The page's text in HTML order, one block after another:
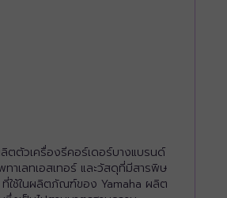
ลิตตัวเครื่องรีคอร์เดอร์บางแบรนด์
ทาเลทเอสเทอร์ และวัสดุที่มีสารพิษ
ที่ใช้ในผลิตภัณฑ์ของ Yamaha ผลิต